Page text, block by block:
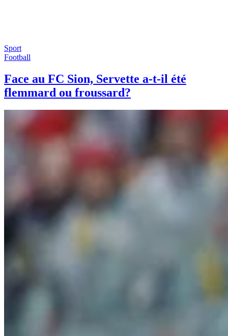
Sport
Football
Face au FC Sion, Servette a-t-il été
flemmard ou froussard?